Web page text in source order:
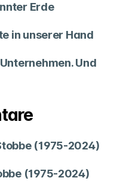
Erde
in unserer Hand
Und
(1975-2024)
(1975-2024)